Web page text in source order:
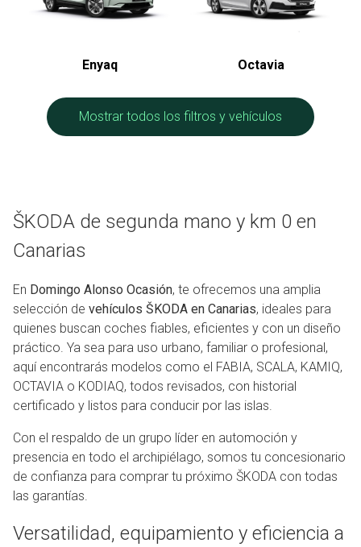
Enyaq Octavia
Mostrar todos los filtros y vehículos
ŠKODA de segunda mano y km 0 en
Canarias
En Domingo Alonso Ocasión, te ofrecemos una amplia
selección de vehículos ŠKODA en Canarias, ideales para
quienes buscan coches fiables, eficientes y con un diseño
práctico. Ya sea para uso urbano, familiar o profesional,
aquí encontrarás modelos como el FABIA, SCALA, KAMIQ,
OCTAVIA o KODIAQ, todos revisados, con historial
certificado y listos para conducir por las islas.
Con el respaldo de un grupo líder en automoción y
presencia en todo el archipiélago, somos tu concesionario
de confianza para comprar tu próximo ŠKODA con todas
las garantías.
Versatilidad, equipamiento y eficiencia a